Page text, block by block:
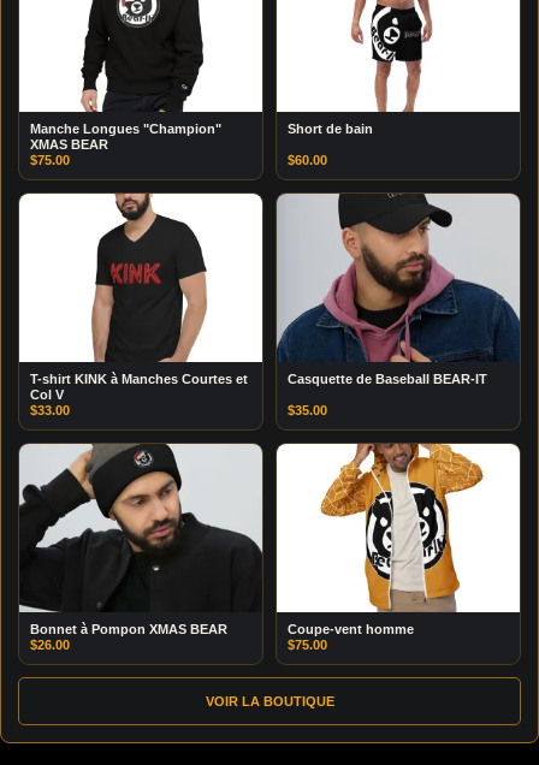
Manche Longues "Champion"
XMAS BEAR
$75.00
Short de bain
$60.00
T-shirt KINK à Manches Courtes et
Col V
$33.00
Casquette de Baseball BEAR-IT
$35.00
Bonnet à Pompon XMAS BEAR
$26.00
Coupe-vent homme
$75.00
VOIR LA BOUTIQUE